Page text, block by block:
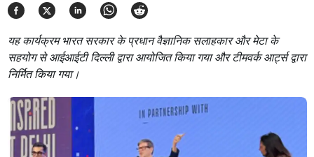
यह कार्यक्रम भारत सरकार के प्रधान वैज्ञानिक सलाहकार और मेटा के
सहयोग से आईआईटी दिल्ली द्वारा आयोजित किया गया और टीमवर्क आर्ट्स द्वारा
निर्मित किया गया।